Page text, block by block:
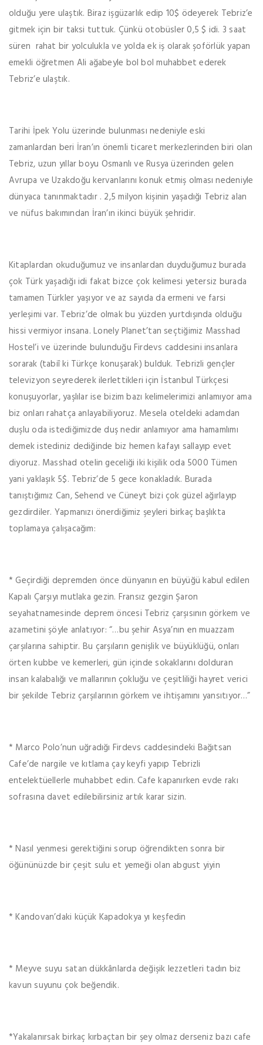
olduğu yere ulaştık. Biraz işgüzarlık edip 10$ ödeyerek Tebriz’e
gitmek için bir taksi tuttuk. Çünkü otobüsler 0,5 $ idi. 3 saat
süren rahat bir yolculukla ve yolda ek iş olarak şoförlük yapan
emekli öğretmen Ali ağabeyle bol bol muhabbet ederek
Tebriz’e ulaştık.
Tarihi İpek Yolu üzerinde bulunması nedeniyle eski
zamanlardan beri İran’ın önemli ticaret merkezlerinden biri olan
Tebriz, uzun yıllar boyu Osmanlı ve Rusya üzerinden gelen
Avrupa ve Uzakdoğu kervanlarını konuk etmiş olması nedeniyle
dünyaca tanınmaktadır . 2,5 milyon kişinin yaşadığı Tebriz alan
ve nüfus bakımından İran’ın ikinci büyük şehridir.
Kitaplardan okuduğumuz ve insanlardan duyduğumuz burada
çok Türk yaşadığı idi fakat bizce çok kelimesi yetersiz burada
tamamen Türkler yaşıyor ve az sayıda da ermeni ve farsi
yerleşimi var. Tebriz’de olmak bu yüzden yurtdışında olduğu
hissi vermiyor insana. Lonely Planet’tan seçtiğimiz Masshad
Hostel’i ve üzerinde bulunduğu Firdevs caddesini insanlara
sorarak (tabiî ki Türkçe konuşarak) bulduk. Tebrizli gençler
televizyon seyrederek ilerlettikleri için İstanbul Türkçesi
konuşuyorlar, yaşlılar ise bizim bazı kelimelerimizi anlamıyor ama
biz onları rahatça anlayabiliyoruz. Mesela oteldeki adamdan
duşlu oda istediğimizde duş nedir anlamıyor ama hamamlımı
demek istediniz dediğinde biz hemen kafayı sallayıp evet
diyoruz. Masshad otelin geceliği iki kişilik oda 5000 Tümen
yani yaklaşık 5$. Tebriz’de 5 gece konakladık. Burada
tanıştığımız Can, Sehend ve Cüneyt bizi çok güzel ağırlayıp
gezdirdiler. Yapmanızı önerdiğimiz şeyleri birkaç başlıkta
toplamaya çalışacağım:
* Geçirdiği depremden önce dünyanın en büyüğü kabul edilen
Kapalı Çarşıyı mutlaka gezin. Fransız gezgin Şaron
seyahatnamesinde deprem öncesi Tebriz çarşısının görkem ve
azametini şöyle anlatıyor: “…bu şehir Asya’nın en muazzam
çarşılarına sahiptir. Bu çarşıların genişlik ve büyüklüğü, onları
örten kubbe ve kemerleri, gün içinde sokaklarını dolduran
insan kalabalığı ve mallarının çokluğu ve çeşitliliği hayret verici
bir şekilde Tebriz çarşılarının görkem ve ihtişamını yansıtıyor…”
* Marco Polo’nun uğradığı Firdevs caddesindeki Bağıtsan
Cafe’de nargile ve kıtlama çay keyfi yapıp Tebrizli
entelektüellerle muhabbet edin. Cafe kapanırken evde rakı
sofrasına davet edilebilirsiniz artık karar sizin.
* Nasıl yenmesi gerektiğini sorup öğrendikten sonra bir
öğününüzde bir çeşit sulu et yemeği olan abgust yiyin
* Kandovan’daki küçük Kapadokya yı keşfedin
* Meyve suyu satan dükkânlarda değişik lezzetleri tadın biz
kavun suyunu çok beğendik.
*Yakalanırsak birkaç kırbaçtan bir şey olmaz derseniz bazı cafe